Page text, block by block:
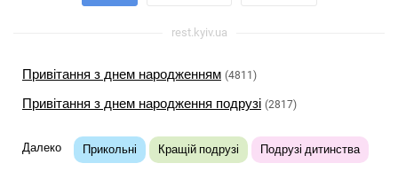
rest.kyiv.ua
Привітання з днем ​​народженням (4811)
Привітання з днем ​​народження подрузі (2817)
Далеко Прикольні Кращій подрузі Подрузі дитинства